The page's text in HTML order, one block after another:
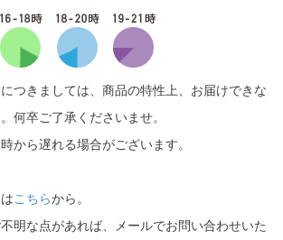
つきましては、商品の特性上、お届けできな
何卒ご了承くださいませ。
から遅れる場合がございます。
こちらから。
明な点があれば、メールでお問い合わせいた